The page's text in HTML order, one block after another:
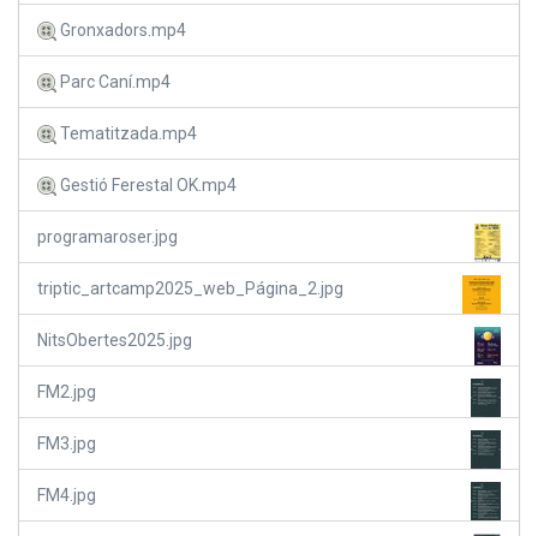
Gronxadors.mp4
Parc Caní.mp4
Tematitzada.mp4
Gestió Ferestal OK.mp4
programaroser.jpg
triptic_artcamp2025_web_Página_2.jpg
NitsObertes2025.jpg
FM2.jpg
FM3.jpg
FM4.jpg